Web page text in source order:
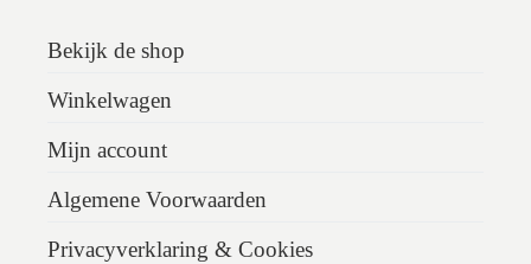
Bekijk de shop
Winkelwagen
Mijn account
Algemene Voorwaarden
Privacyverklaring & Cookies